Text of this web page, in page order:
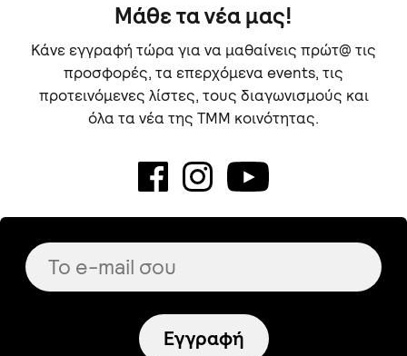
Μάθε τα νέα μας!
Κάνε εγγραφή τώρα για να μαθαίνεις πρώτ@ τις
προσφορές, τα επερχόμενα events, τις
προτεινόμενες λίστες, τους διαγωνισμούς και
όλα τα νέα της TMM κοινότητας.
Εγγραφή